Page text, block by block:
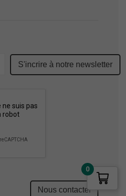
Please
leave
field
empty.
Nous contacter
0